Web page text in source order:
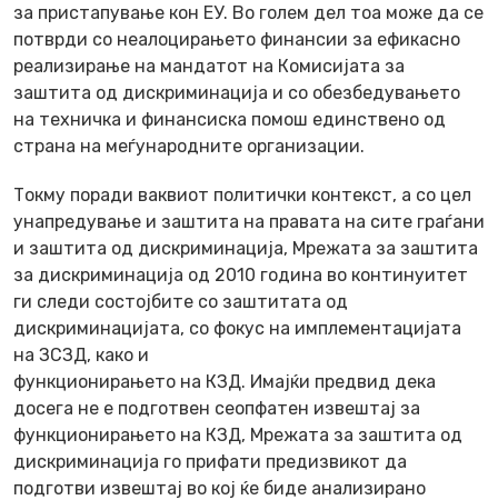
за пристапување кон ЕУ. Во голем дел тоа може да се
потврди со неалоцирањето финансии за ефикасно
реализирање на мандатот на Комисијата за
заштита од дискриминација и со обезбедувањето
на техничка и финансиска помош единствено од
страна на меѓународните организации.
Токму поради ваквиот политички контекст, а со цел
унапредување и заштита на правата на сите граѓани
и заштита од дискриминација, Мрежата за заштита
за дискриминација од 2010 година во континуитет
ги следи состојбите со заштитата од
дискриминацијата, со фокус на имплементацијата
на ЗСЗД, како и
функционирањето на КЗД. Имајќи предвид дека
досега не е подготвен сеопфатен извештај за
функционирањето на КЗД, Мрежата за заштита од
дискриминација го прифати предизвикот да
подготви извештај во кој ќе биде анализирано